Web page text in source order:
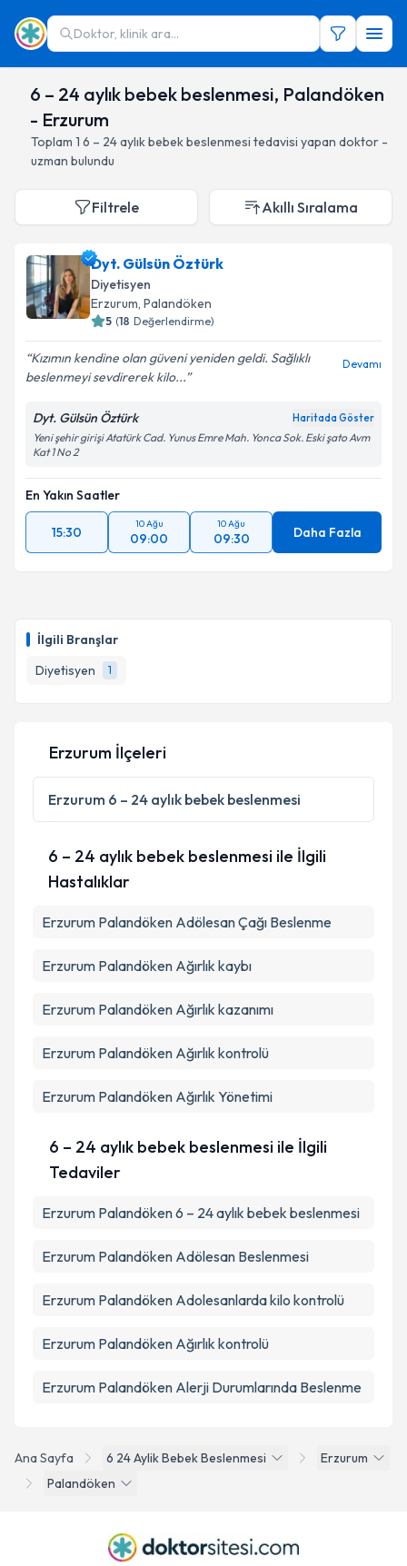
Doktor, klinik ara...
6 – 24 aylık bebek beslenmesi, Palandöken
- Erzurum
Toplam 1 6 – 24 aylık bebek beslenmesi tedavisi yapan doktor -
uzman bulundu
İlgili Branşlar
Diyetisyen
1
Filtrele Akıllı Sıralama
Dyt. Gülsün Öztürk
Diyetisyen
Erzurum, Palandöken
5 (18 Değerlendirme)
Kızımın kendine olan güveni yeniden geldi. Sağlıklı
beslenmeyi sevdirerek kilo...
Devamı
Dyt. Gülsün Öztürk Haritada Göster
Yeni şehir girişi Atatürk Cad. Yunus Emre Mah. Yonca Sok. Eski şato Avm
Kat 1 No 2
En Yakın Saatler
15:30
10 Ağu
09:00
10 Ağu
09:30 Daha Fazla
Ana Sayfa 6 24 Aylik Bebek Beslenmesi
Erzurum
Palandöken
Erzurum İlçeleri
Erzurum 6 – 24 aylık bebek beslenmesi
6 – 24 aylık bebek beslenmesi ile İlgili
Hastalıklar
Erzurum Palandöken Adölesan Çağı Beslenme
Erzurum Palandöken Ağırlık kaybı
Erzurum Palandöken Ağırlık kazanımı
Erzurum Palandöken Ağırlık kontrolü
Erzurum Palandöken Ağırlık Yönetimi
6 – 24 aylık bebek beslenmesi ile İlgili
Tedaviler
Erzurum Palandöken 6 – 24 aylık bebek beslenmesi
Erzurum Palandöken Adölesan Beslenmesi
Erzurum Palandöken Adolesanlarda kilo kontrolü
Erzurum Palandöken Ağırlık kontrolü
Erzurum Palandöken Alerji Durumlarında Beslenme